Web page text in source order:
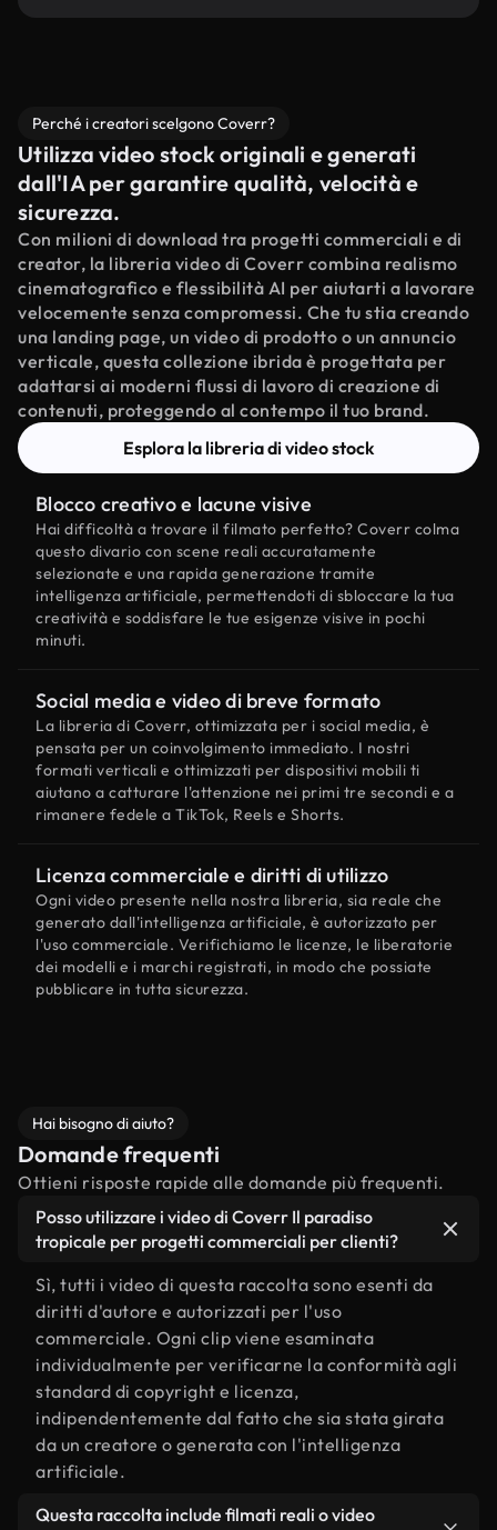
Perché i creatori scelgono Coverr?
Utilizza video stock originali e generati
dall'IA per garantire qualità, velocità e
sicurezza.
Con milioni di download tra progetti commerciali e di
creator, la libreria video di Coverr combina realismo
cinematografico e flessibilità AI per aiutarti a lavorare
velocemente senza compromessi. Che tu stia creando
una landing page, un video di prodotto o un annuncio
verticale, questa collezione ibrida è progettata per
adattarsi ai moderni flussi di lavoro di creazione di
contenuti, proteggendo al contempo il tuo brand.
Esplora la libreria di video stock
Blocco creativo e lacune visive
Hai difficoltà a trovare il filmato perfetto? Coverr colma
questo divario con scene reali accuratamente
selezionate e una rapida generazione tramite
intelligenza artificiale, permettendoti di sbloccare la tua
creatività e soddisfare le tue esigenze visive in pochi
minuti.
Social media e video di breve formato
La libreria di Coverr, ottimizzata per i social media, è
pensata per un coinvolgimento immediato. I nostri
formati verticali e ottimizzati per dispositivi mobili ti
aiutano a catturare l'attenzione nei primi tre secondi e a
rimanere fedele a TikTok, Reels e Shorts.
Licenza commerciale e diritti di utilizzo
Ogni video presente nella nostra libreria, sia reale che
generato dall'intelligenza artificiale, è autorizzato per
l'uso commerciale. Verifichiamo le licenze, le liberatorie
dei modelli e i marchi registrati, in modo che possiate
pubblicare in tutta sicurezza.
Hai bisogno di aiuto?
Domande frequenti
Ottieni risposte rapide alle domande più frequenti.
Posso utilizzare i video di Coverr Il paradiso
tropicale per progetti commerciali per clienti?
Sì, tutti i video di questa raccolta sono esenti da
diritti d'autore e autorizzati per l'uso
commerciale. Ogni clip viene esaminata
individualmente per verificarne la conformità agli
standard di copyright e licenza,
indipendentemente dal fatto che sia stata girata
da un creatore o generata con l'intelligenza
artificiale.
Questa raccolta include filmati reali o video